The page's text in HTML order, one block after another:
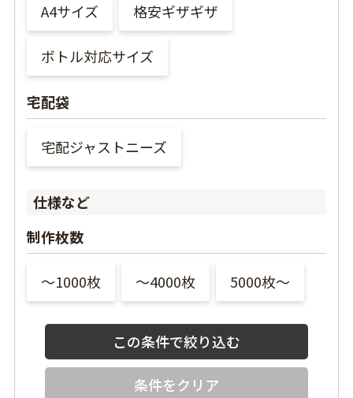
A4サイズ 格安ギザギザ
ボトル対応サイズ
宅配袋
宅配ジャストニーズ
仕様など
制作枚数
〜1000枚 〜4000枚 5000枚〜
条件をクリア